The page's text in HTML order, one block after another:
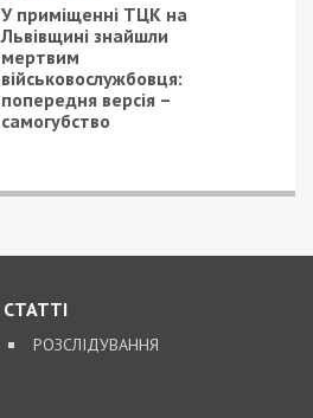
У приміщенні ТЦК на
Львівщині знайшли
мертвим
військовослужбовця:
попередня версія –
самогубство
СТАТТІ
РОЗСЛІДУВАННЯ